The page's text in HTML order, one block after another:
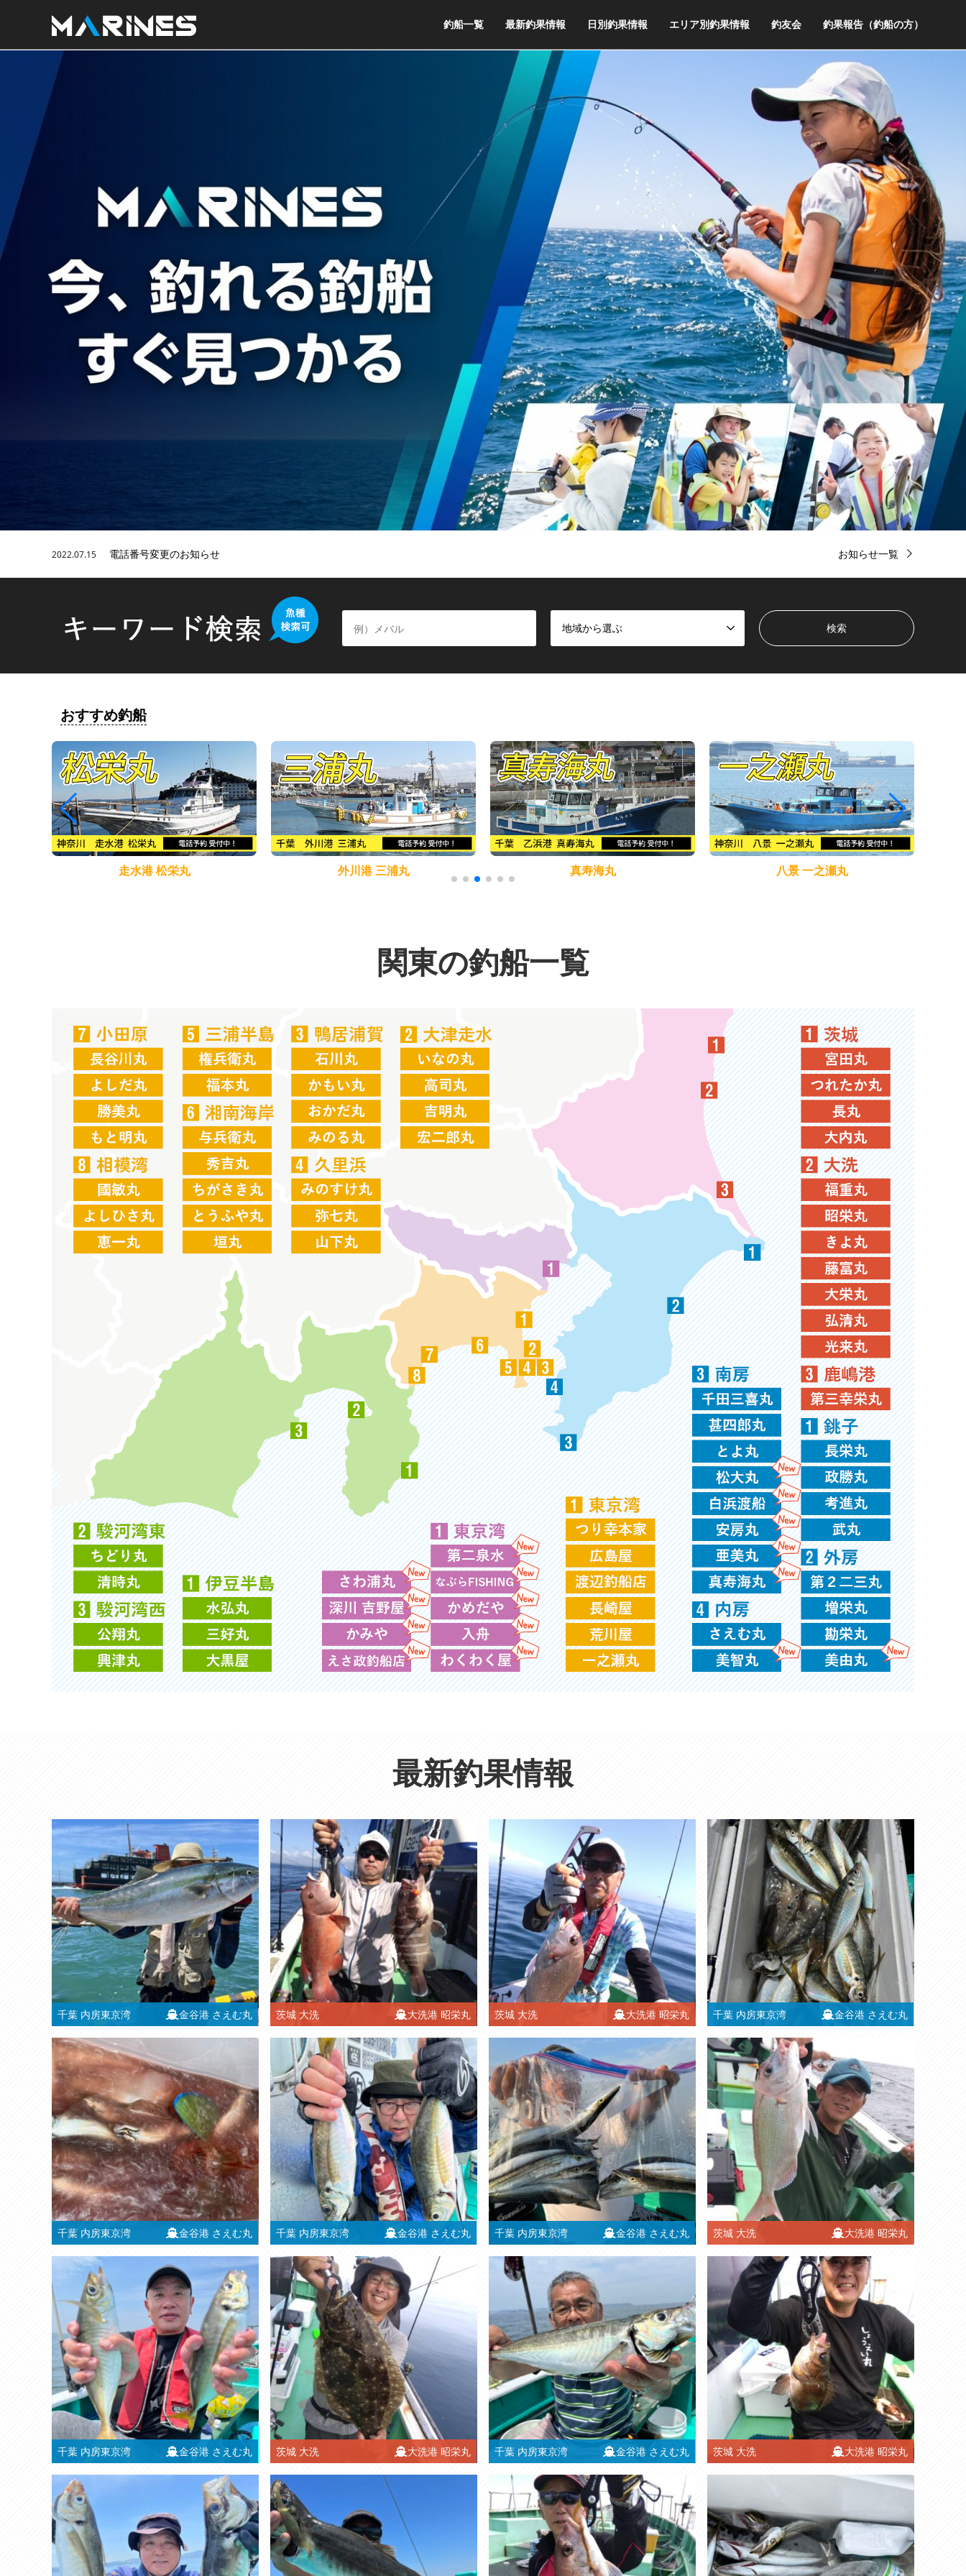
釣船一覧 最新釣果情報 日別釣果情報 エリア別釣果情報 釣友会 釣果報告（釣船の方）
2022.07.15 電話番号変更のお知らせ お知らせ一覧
地域から選ぶ
おすすめ釣船
走水港 松栄丸 外川港 三浦丸 真寿海丸 八景 一之瀬丸
関東の釣船一覧
最新釣果情報
千葉 内房東京湾 金谷港 さえむ丸 茨城 大洗 大洗港 昭栄丸 茨城 大洗 大洗港 昭栄丸 千葉 内房東京湾 金谷港 さえむ丸
千葉 内房東京湾 金谷港 さえむ丸 千葉 内房東京湾 金谷港 さえむ丸 千葉 内房東京湾 金谷港 さえむ丸 茨城 大洗 大洗港 昭栄丸
千葉 内房東京湾 金谷港 さえむ丸 茨城 大洗 大洗港 昭栄丸 千葉 内房東京湾 金谷港 さえむ丸 茨城 大洗 大洗港 昭栄丸